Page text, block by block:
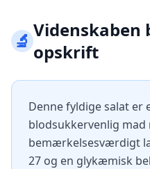
🔬Videnskaben
opskrift
Denne fyldige salat er
blodsukkervenlig mad
bemærkelsesværdigt
27 og en glykæmisk